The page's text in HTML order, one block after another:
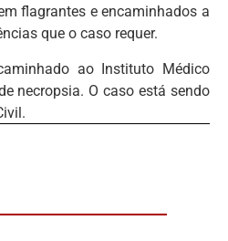
flagrantes e encaminhados a
que o caso requer.
ao Instituto Médico
necropsia. O caso está sendo